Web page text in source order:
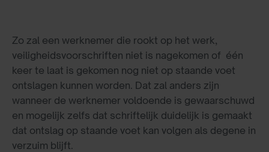
Zo zal een werknemer die rookt op het werk,
veiligheidsvoorschriften niet is nagekomen of één
keer te laat is gekomen nog niet op staande voet
ontslagen kunnen worden. Dat zal anders zijn
wanneer de werknemer voldoende is gewaarschuwd
en mogelijk zelfs dat schriftelijk duidelijk is gemaakt
dat ontslag op staande voet kan volgen als degene in
verzuim blijft.